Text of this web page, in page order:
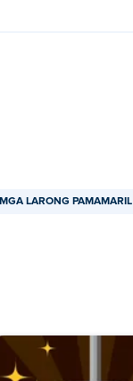
MGA LARONG PAMAMARIL